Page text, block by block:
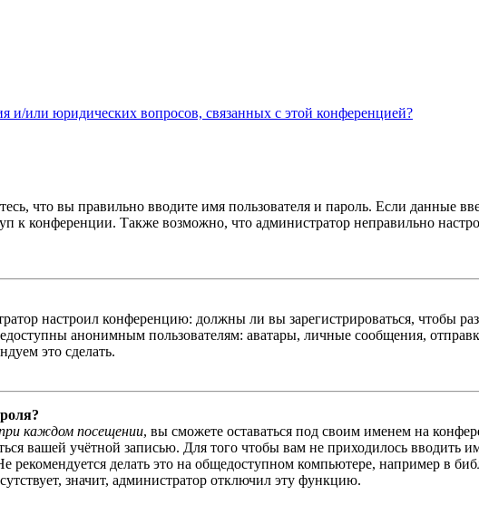
и/или юридических вопросов, связанных с этой конференцией?
что вы правильно вводите имя пользователя и пароль. Если данные
к конференции. Также возможно, что администратор неправильно
настроил конференцию: должны ли вы зарегистрироваться, чтобы
анонимным пользователям: аватары, личные сообщения,
это сделать.
каждом посещении, вы сможете оставаться под своим именем на
вашей учётной записью. Для того чтобы вам не приходилось вводить
делать это на общедоступном компьютере, например в
значит, администратор отключил эту функцию.